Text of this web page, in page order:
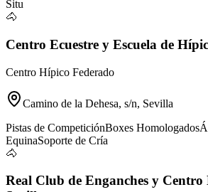
Situ
🐴
Centro Ecuestre y Escuela de
Centro Hípico Federado
Camino de la Dehesa, s/n, Sevilla
Pistas de CompeticiónBoxes Homologados
EquinaSoporte de Cría
🐴
Real Club de Enganches y Centro